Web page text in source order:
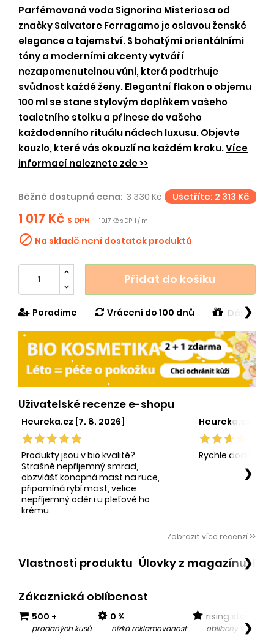
Parfémovaná voda Signorina Misteriosa od
značky Salvatore Ferragamo je oslavou ženské
elegance a tajemství. S bohatými orientálními
tóny a moderními akcenty vytváří
nezapomenutelnou vůni, která podtrhuje
svůdnost každé ženy. Elegantní flakon o objemu
100 ml se stane stylovým doplňkem vašeho
toaletního stolku a přinese do vašeho
každodenního rituálu nádech luxusu. Objevte
kouzlo, které vás okouzlí na každém kroku.Více
informací naleznete zde >>
Běžně dostupná cena: 3 330 Kč Ušetříte: 2 313 Kč
1 017 Kč S DPH 10.17 Kč s DPH / ml
 Na skladě není dostatek produktů
Přidat do košíku
Poradíme Vrácení do 100 dnů Dárek v
❯
Uživatelské recenze e-shopu
Heureka.cz [7. 8. 2026]
Produkty jsou v bio kvalitě?
Strašně nepříjemný smrad,
obzvlášť konopná mast na ruce,
připomíná rybí mast, velice
nepříjemný odér i u pleťové ho
krému
Heureka.cz [1.
Rychle dodání
❯
Zobrazit více recenzí >>
Vlastnosti produktu Úlovky z magazínu❯
Zákaznická oblíbenost
500 +
prodaných kusů
0 %
nízká reklamovanost
rising star
oblíbený v❯